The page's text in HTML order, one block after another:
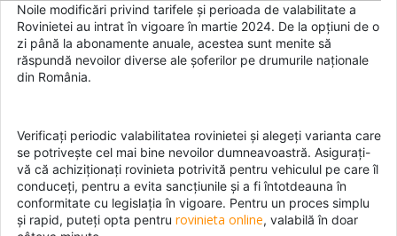
Noile modificări privind tarifele și perioada de valabilitate a
Rovinietei au intrat în vigoare în martie 2024. De la opțiuni de o
zi până la abonamente anuale, acestea sunt menite să
răspundă nevoilor diverse ale șoferilor pe drumurile naționale
din România.
Verificați periodic valabilitatea rovinietei și alegeți varianta care
se potrivește cel mai bine nevoilor dumneavoastră. Asigurați-
vă că achiziționați rovinieta potrivită pentru vehiculul pe care îl
conduceți, pentru a evita sancțiunile și a fi întotdeauna în
conformitate cu legislația în vigoare. Pentru un proces simplu
și rapid, puteți opta pentru rovinieta online, valabilă în doar